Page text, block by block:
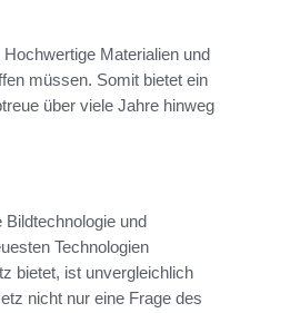
Materialien und
müssen. Somit bietet ein
über viele Jahre hinweg
und
Technologien
bietet, ist unvergleichlich
nicht nur eine Frage des